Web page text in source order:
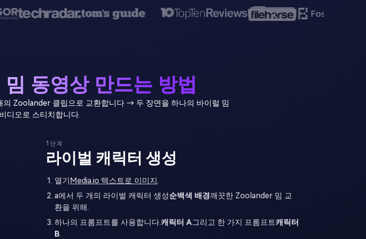
동영상 만드는 방법
Zoolander 클립으로 교환합니다 → 두 장면을 하나의 바이럴 밈
비디오로 스티치합니다.
1단계
라이벌 캐릭터 생성
열기Media.io 텍스트로 이미지.
a에서 두 개의 라이벌 캐릭터 생성순백색 배경깨끗한 Zoolander 밈 교
환을 위해.
하나의 프롬프트를 사용합니다.캐릭터 A그리고 한 가지 프롬프트캐릭터
B.